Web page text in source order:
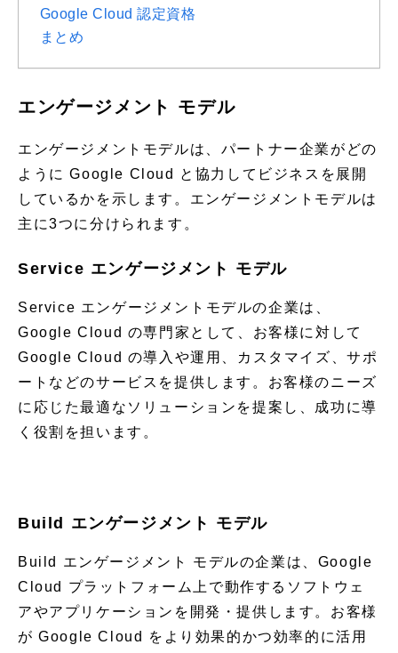
Google Cloud 認定資格
まとめ
エンゲージメント モデル
エンゲージメントモデルは、パートナー企業がどの
ように Google Cloud と協力してビジネスを展開
しているかを示します。エンゲージメントモデルは
主に3つに分けられます。
Service エンゲージメント モデル
Service エンゲージメントモデルの企業は、
Google Cloud の専門家として、お客様に対して
Google Cloud の導入や運用、カスタマイズ、サポ
ートなどのサービスを提供します。お客様のニーズ
に応じた最適なソリューションを提案し、成功に導
く役割を担います。
Build エンゲージメント モデル
Build エンゲージメント モデルの企業は、Google
Cloud プラットフォーム上で動作するソフトウェ
アやアプリケーションを開発・提供します。お客様
が Google Cloud をより効果的かつ効率的に活用